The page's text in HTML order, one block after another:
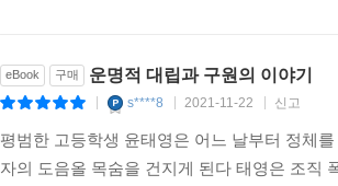
eBook 구매 운명적 대립과 구원의 이야기
s****8 2021-11-22 신고
평범한 고등학생 윤태영은 어느 날부터 정체
자의 도음올 목숨을 건지게 된다 태영은 조직